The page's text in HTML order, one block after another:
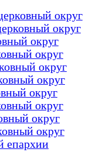
округ
округ
округ
округ
округ
округ
округ
округ
округ
округ
епархии